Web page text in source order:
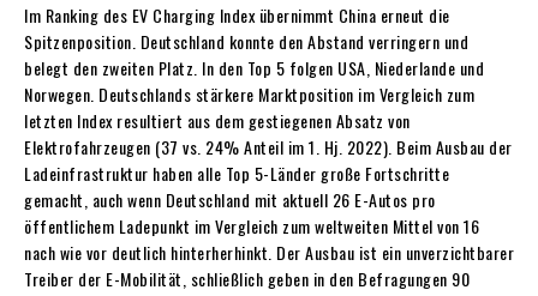
Im Ranking des EV Charging Index übernimmt China erneut die
Spitzenposition. Deutschland konnte den Abstand verringern und
belegt den zweiten Platz. In den Top 5 folgen USA, Niederlande und
Norwegen. Deutschlands stärkere Marktposition im Vergleich zum
letzten Index resultiert aus dem gestiegenen Absatz von
Elektrofahrzeugen (37 vs. 24% Anteil im 1. Hj. 2022). Beim Ausbau der
Ladeinfrastruktur haben alle Top 5-Länder große Fortschritte
gemacht, auch wenn Deutschland mit aktuell 26 E-Autos pro
öffentlichem Ladepunkt im Vergleich zum weltweiten Mittel von 16
nach wie vor deutlich hinterherhinkt. Der Ausbau ist ein unverzichtbarer
Treiber der E-Mobilität, schließlich geben in den Befragungen 90